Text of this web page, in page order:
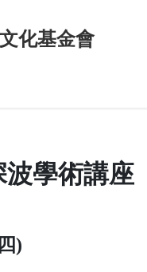
化基金會
學術講座
)